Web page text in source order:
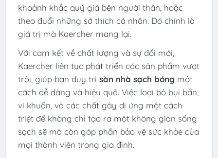
khoảnh khắc quý giá bên người thân, hoặc
theo đuổi những sở thích cá nhân. Đó chính là
giá trị mà Kaercher mang lại.
Với cam kết về chất lượng và sự đổi mới,
Kaercher liên tục phát triển các sản phẩm vượt
trội, giúp bạn duy trì sàn nhà sạch bóng một
cách dễ dàng và hiệu quả. Việc loại bỏ bụi bẩn,
vi khuẩn, và các chất gây dị ứng một cách
triệt để không chỉ tạo ra một không gian sống
sạch sẽ mà còn góp phần bảo vệ sức khỏe của
mọi thành viên trong gia đình.